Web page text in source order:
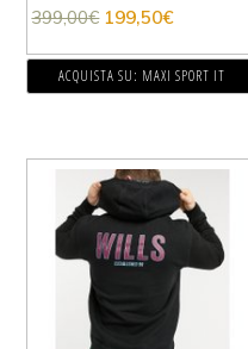
399,00€ 199,50€
ACQUISTA SU: MAXI SPORT IT